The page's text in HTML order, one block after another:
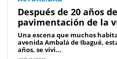
Después de 20 años
pavimentación de la
Una escena que muchos
avenida Ambalá de Ibagué,
años, se vivi...